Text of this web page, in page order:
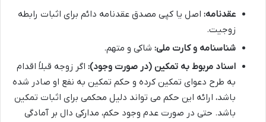
عقدنامه: اصل یا کپی مصدق عقدنامه دائم برای اثبات رابطه
زوجیت.
شناسنامه و کارت ملی: شاکی و متهم.
اسناد مربوط به تمکین (در صورت وجود): اگر زوجه قبلاً اقدام
به طرح دعوای تمکین کرده و حکم تمکین به نفع او صادر شده
باشد، ارائه این حکم می تواند دلیل محکمی برای اثبات تمکین
باشد. حتی در صورت عدم وجود حکم، مدارکی دال بر آمادگی